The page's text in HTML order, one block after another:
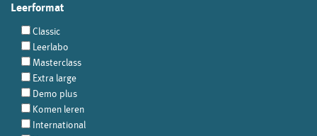
Leerformat
Classic
Leerlabo
Masterclass
Extra large
Demo plus
Komen leren
International